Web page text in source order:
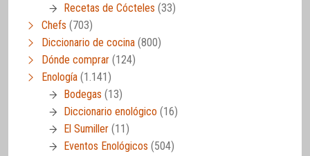
Recetas de Cócteles (33)
Chefs (703)
Diccionario de cocina (800)
Dónde comprar (124)
Enología (1.141)
Bodegas (13)
Diccionario enológico (16)
El Sumiller (11)
Eventos Enológicos (504)